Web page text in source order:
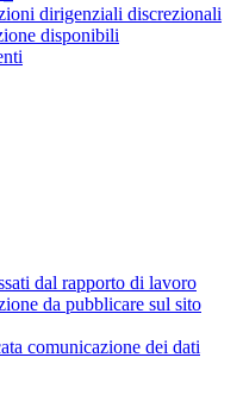
dirigenziali discrezionali
disponibili
dal rapporto di lavoro
da pubblicare sul sito
comunicazione dei dati